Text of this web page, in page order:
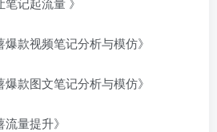
款视频笔记分析与模仿》
款图文笔记分析与模仿》
量提升》